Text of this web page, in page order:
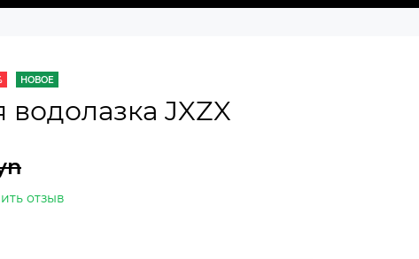
НОВОЕ
JXZX
отзыв